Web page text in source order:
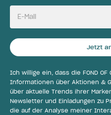
E-Mail
Jetzt
Ich willige ein, dass die FOND OF
Informationen über Aktionen &
über aktuelle Trends ihrer
Newsletter und Einladungen zu
die auf der Analyse meiner